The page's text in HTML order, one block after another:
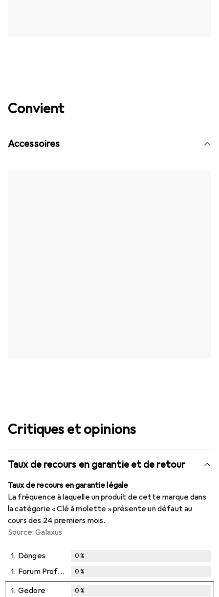
Convient
Accessoires
Critiques et opinions
Taux de recours en garantie et de retour
Taux de recours en garantie légale
La fréquence à laquelle un produit de cette marque dans
la catégorie « Clé à molette » présente un défaut au
cours des 24 premiers mois.
Source: Galaxus
1. Dönges 0%
1. Forum Professional Solutions 0%
1. Gedore 0%